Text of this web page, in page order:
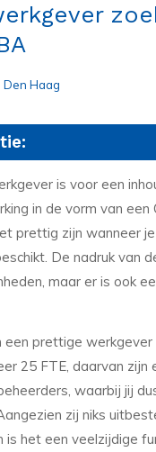
Den Haag
is voor een
in de vorm van een
prettig zijn wanneer
De nadruk van
maar er is ook
een prettige werkgever
25 FTE, daarvan zijn
waarbij jij
zij niks
is het een veelzijdige